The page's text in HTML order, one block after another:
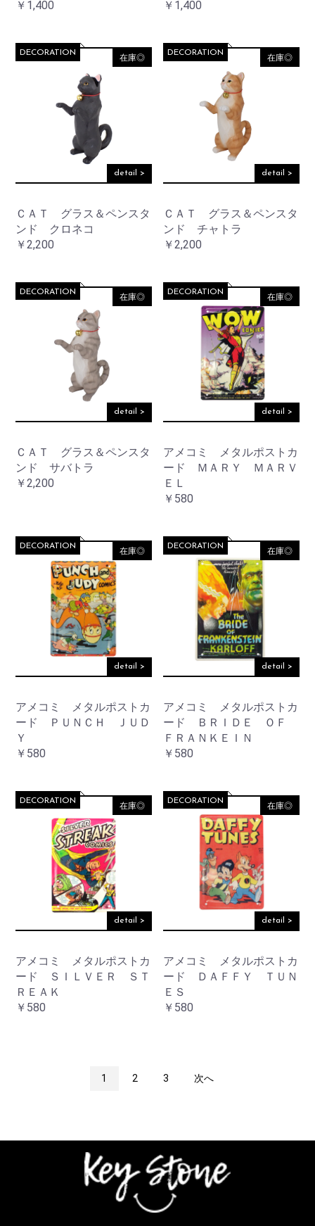
￥1,400 ￥1,400
在庫◎
detail >
ＣＡＴ グラス＆ペンスタ
ンド クロネコ
DECORATION
￥2,200
在庫◎
detail >
ＣＡＴ グラス＆ペンスタ
ンド チャトラ
DECORATION
￥2,200
在庫◎
detail >
ＣＡＴ グラス＆ペンスタ
ンド サバトラ
DECORATION
￥2,200
在庫◎
detail >
アメコミ メタルポストカ
ード ＭＡＲＹ ＭＡＲＶ
ＥＬ
DECORATION
￥580
在庫◎
detail >
アメコミ メタルポストカ
ード ＰＵＮＣＨ ＪＵＤ
Ｙ
DECORATION
￥580
在庫◎
detail >
アメコミ メタルポストカ
ード ＢＲＩＤＥ ＯＦ
ＦＲＡＮＫＥＩＮ
DECORATION
￥580
在庫◎
detail >
アメコミ メタルポストカ
ード ＳＩＬＶＥＲ ＳＴ
ＲＥＡＫ
DECORATION
￥580
在庫◎
detail >
アメコミ メタルポストカ
ード ＤＡＦＦＹ ＴＵＮ
ＥＳ
DECORATION
￥580
1 2 3 次へ